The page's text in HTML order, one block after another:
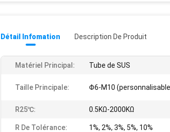
Détail Infomation Description De Produit
Matériel Principal: Tube de SUS
Taille Principale: Φ6-M10
R25℃: 0.5KΩ-2000KΩ
R De Tolérance: 1%, 2%, 3%, 5%, 10%